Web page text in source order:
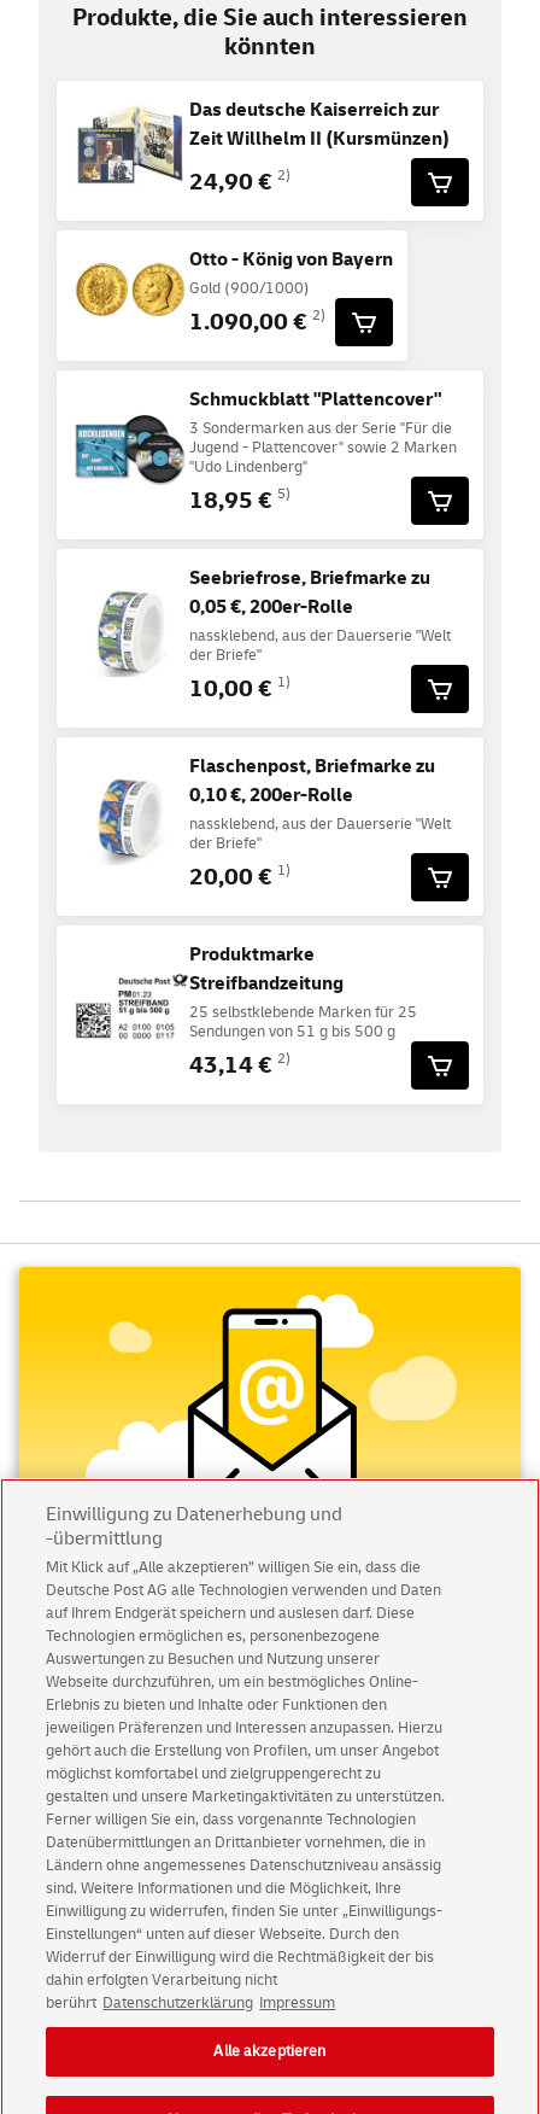
Produkte, die Sie auch interessieren
könnten
Das deutsche Kaiserreich zur
Zeit Willhelm II (Kursmünzen)
24,90 € 2)
Otto - König von Bayern
Gold (900/1000)
1.090,00 € 2)
Schmuckblatt "Plattencover"
3 Sondermarken aus der Serie "Für die
Jugend - Plattencover" sowie 2 Marken
"Udo Lindenberg"
18,95 € 5)
Seebriefrose, Briefmarke zu
0,05 €, 200er-Rolle
nassklebend, aus der Dauerserie "Welt
der Briefe"
10,00 € 1)
Flaschenpost, Briefmarke zu
0,10 €, 200er-Rolle
nassklebend, aus der Dauerserie "Welt
der Briefe"
20,00 € 1)
Produktmarke
Streifbandzeitung
25 selbstklebende Marken für 25
Sendungen von 51 g bis 500 g
43,14 € 2)
Abonnieren Sie unseren Newsletter
Immer informiert über exklusive Angebote und
Aktionen - jetzt mit Vorteil
Privatkundensichern sich einen5 € Gutschein
für POSTSCAN!
Geschäftskundenerhalten einen5 € Gutschein
für Briefmarke individuell!
Zur Newsletter-Anmeldung
© Sat Aug 08 18:46:39 CEST 2026 Deutsche Post AG
Impressum
Datenschutz
Einwilligungs-Einstellungen
Rechtliche Hinweise
Barrierefreiheit
Einwilligung zu Datenerhebung und
-übermittlung
Mit Klick auf „Alle akzeptieren” willigen Sie ein, dass die
Deutsche Post AG alle Technologien verwenden und Daten
auf Ihrem Endgerät speichern und auslesen darf. Diese
Technologien ermöglichen es, personenbezogene
Auswertungen zu Besuchen und Nutzung unserer
Webseite durchzuführen, um ein bestmögliches Online-
Erlebnis zu bieten und Inhalte oder Funktionen den
jeweiligen Präferenzen und Interessen anzupassen. Hierzu
gehört auch die Erstellung von Profilen, um unser Angebot
möglichst komfortabel und zielgruppengerecht zu
gestalten und unsere Marketingaktivitäten zu unterstützen.
Ferner willigen Sie ein, dass vorgenannte Technologien
Datenübermittlungen an Drittanbieter vornehmen, die in
Ländern ohne angemessenes Datenschutzniveau ansässig
sind. Weitere Informationen und die Möglichkeit, Ihre
Einwilligung zu widerrufen, finden Sie unter „Einwilligungs-
Einstellungen“ unten auf dieser Webseite. Durch den
Widerruf der Einwilligung wird die Rechtmäßigkeit der bis
dahin erfolgten Verarbeitung nicht
berührt Datenschutzerklärung Impressum
Alle akzeptieren